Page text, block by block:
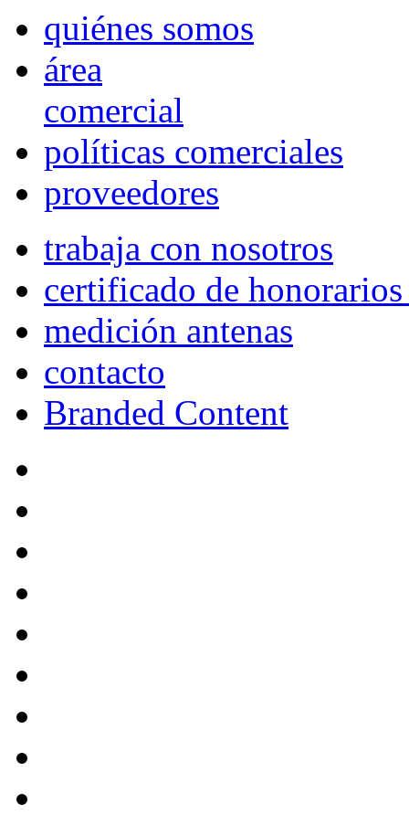
quiénes somos
área
comercial
políticas comerciales
proveedores
trabaja con nosotros
certificado de
medición antenas
contacto
Branded Content